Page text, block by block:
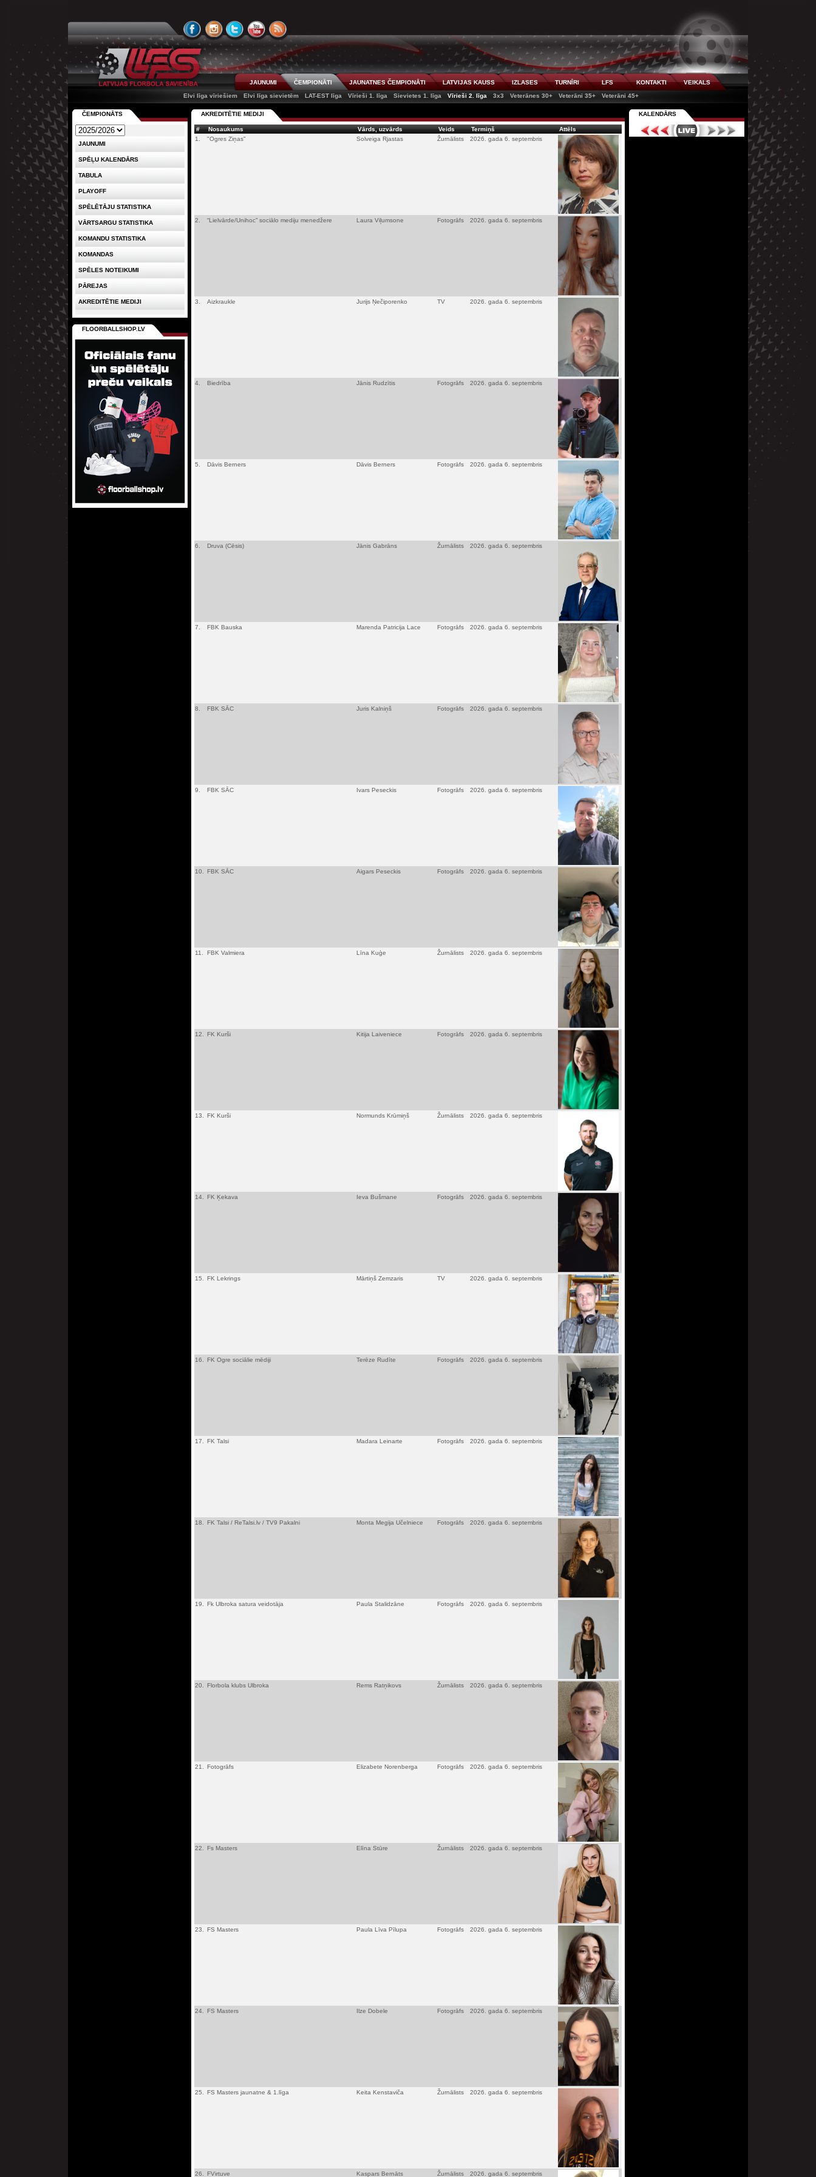
JAUNUMI ČEMPIONĀTI JAUNATNES ČEMPIONĀTI LATVIJAS KAUSS IZLASES TURNĪRI LFS KONTAKTI
VEIKALS
Elvi līga vīriešiem
Elvi līga sievietēm LAT-EST līga Vīrieši 1. līga Sievietes 1. līga Vīrieši 2. līga 3x3 Veterānes 30+ Veterāni 35+ Veterāni 45+
AKREDITĒTIE MEDIJI
# Nosaukums Vārds, uzvārds Veids Termiņš
Attēls
1.
"Ogres Ziņas" Solveiga Rjastas Žurnālists 2026. gada 6. septembris
2. “Lielvārde/Unihoc” sociālo mediju menedžere Laura Viļumsone Fotogrāfs 2026. gada 6. septembris
3. Aizkraukle Jurijs Ņečiporenko TV 2026. gada 6. septembris
4. Biedrība Jānis Rudzītis Fotogrāfs 2026. gada 6. septembris
5. Dāvis Berners Dāvis Berners Fotogrāfs 2026. gada 6. septembris
6. Druva (Cēsis) Jānis Gabrāns Žurnālists 2026. gada 6. septembris
7. FBK Bauska Marenda Patricija Lace Fotogrāfs 2026. gada 6. septembris
8. FBK SĀC Juris Kalniņš Fotogrāfs 2026. gada 6. septembris
9. FBK SĀC Ivars Peseckis Fotogrāfs 2026. gada 6. septembris
10. FBK SĀC Aigars Peseckis Fotogrāfs 2026. gada 6. septembris
11. FBK Valmiera Līna Kuģe Žurnālists 2026. gada 6. septembris
12. FK Kurši Kitija Laiveniece Fotogrāfs 2026. gada 6. septembris
13. FK Kurši Normunds Krūmiņš Žurnālists 2026. gada 6. septembris
14. FK Ķekava Ieva Bušmane Fotogrāfs 2026. gada 6. septembris
15. FK Lekrings Mārtiņš Zemzaris TV 2026. gada 6. septembris
16. FK Ogre sociālie mēdiji Terēze Rudīte Fotogrāfs 2026. gada 6. septembris
17. FK Talsi Madara Leinarte Fotogrāfs 2026. gada 6. septembris
18. FK Talsi / ReTalsi.lv / TV9 Pakalni Monta Megija Učelniece Fotogrāfs 2026. gada 6. septembris
19. Fk Ulbroka satura veidotāja Paula Stalidzāne Fotogrāfs 2026. gada 6. septembris
20. Florbola klubs Ulbroka Rems Ratņikovs Žurnālists 2026. gada 6. septembris
21. Fotogrāfs Elizabete Norenberga Fotogrāfs 2026. gada 6. septembris
22. Fs Masters Elīna Stūre Žurnālists 2026. gada 6. septembris
23. FS Masters Paula Līva Pīlupa Fotogrāfs 2026. gada 6. septembris
24. FS Masters Ilze Dobele Fotogrāfs 2026. gada 6. septembris
25. FS Masters jaunatne & 1.līga Keita Kenstaviča Žurnālists 2026. gada 6. septembris
26. FVirtuve Kaspars Bernāts Žurnālists 2026. gada 6. septembris
ČEMPIONĀTS
JAUNUMI
SPĒĻU KALENDĀRS
TABULA
PLAYOFF
SPĒLĒTĀJU STATISTIKA
VĀRTSARGU STATISTIKA
KOMANDU STATISTIKA
KOMANDAS
SPĒLES NOTEIKUMI
PĀREJAS
AKREDITĒTIE MEDIJI
FLOORBALLSHOP.LV
KALENDĀRS